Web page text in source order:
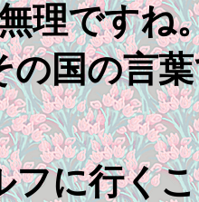
理ですね
の国の言
に行くこ